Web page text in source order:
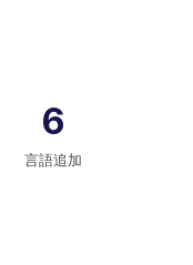
6
言語追加